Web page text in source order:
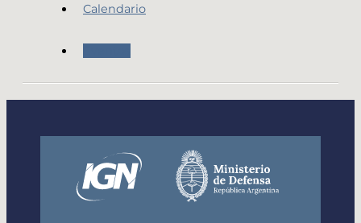
Calendario